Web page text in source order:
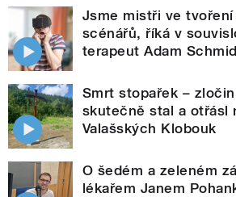
Jsme mistři ve
scénářů, říká v
terapeut Adam
Smrt stopařek –
skutečně stal a otřásl
Valašských Klobouk
O šedém a zeleném
lékařem Janem